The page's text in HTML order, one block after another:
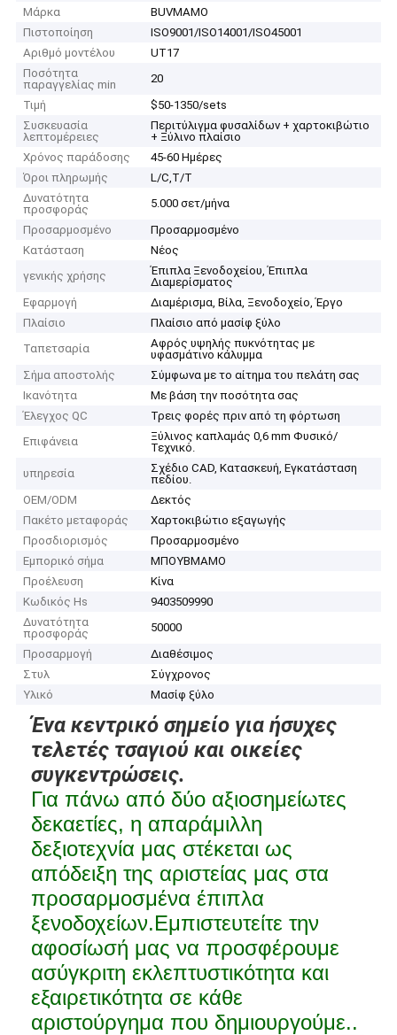
Μάρκα
BUVMAMO
Πιστοποίηση
ISO9001/ISO14001/ISO45001
Αριθμό μοντέλου
UT17
Ποσότητα
παραγγελίας min
20
Τιμή
$50-1350/sets
Συσκευασία
λεπτομέρειες
Περιτύλιγμα φυσαλίδων + χαρτοκιβώτιο
+ Ξύλινο πλαίσιο
Χρόνος παράδοσης
45-60 Ημέρες
Όροι πληρωμής
L/C,T/T
Δυνατότητα
προσφοράς
5.000 σετ/μήνα
Προσαρμοσμένο
Προσαρμοσμένο
Κατάσταση
Νέος
γενικής χρήσης
Έπιπλα Ξενοδοχείου, Έπιπλα
Διαμερίσματος
Εφαρμογή
Διαμέρισμα, Βίλα, Ξενοδοχείο, Έργο
Πλαίσιο
Πλαίσιο από μασίφ ξύλο
Ταπετσαρία
Αφρός υψηλής πυκνότητας με
υφασμάτινο κάλυμμα
Σήμα αποστολής
Σύμφωνα με το αίτημα του πελάτη σας
Ικανότητα
Με βάση την ποσότητα σας
Έλεγχος QC
Τρεις φορές πριν από τη φόρτωση
Επιφάνεια
Ξύλινος καπλαμάς 0,6 mm Φυσικό/
Τεχνικό.
υπηρεσία
Σχέδιο CAD, Κατασκευή, Εγκατάσταση
πεδίου.
OEM/ODM
Δεκτός
Πακέτο μεταφοράς
Χαρτοκιβώτιο εξαγωγής
Προσδιορισμός
Προσαρμοσμένο
Εμπορικό σήμα
ΜΠΟΥΒΜΑΜΟ
Προέλευση
Κίνα
Κωδικός Hs
9403509990
Δυνατότητα
προσφοράς
50000
Προσαρμογή
Διαθέσιμος
Στυλ
Σύγχρονος
Υλικό
Μασίφ ξύλο
Ένα κεντρικό σημείο για ήσυχες
τελετές τσαγιού και οικείες
συγκεντρώσεις.
Για πάνω από δύο αξιοσημείωτες
δεκαετίες, η απαράμιλλη
δεξιοτεχνία μας στέκεται ως
απόδειξη της αριστείας μας στα
προσαρμοσμένα έπιπλα
ξενοδοχείων.Εμπιστευτείτε την
αφοσίωσή μας να προσφέρουμε
ασύγκριτη εκλεπτυστικότητα και
εξαιρετικότητα σε κάθε
αριστούργημα που δημιουργούμε..